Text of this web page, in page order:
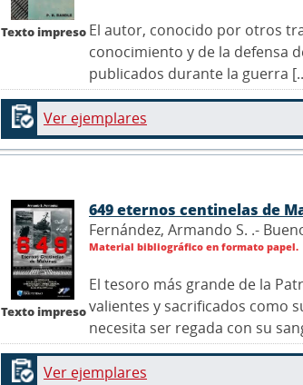
Texto impreso El autor, conocido por otros
conocimiento y de la defensa
publicados durante la guerra
Ver ejemplares
Texto impreso
649 eternos centinelas de
Fernández, Armando S. .-
Material bibliográfico en formato papel.
El tesoro más grande de la
valientes y sacrificados como
necesita ser regada con su
Ver ejemplares